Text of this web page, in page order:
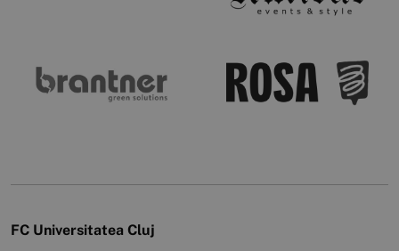
FC Universitatea Cluj